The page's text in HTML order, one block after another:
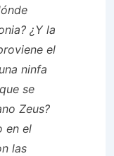
¿Y la
el
ninfa
se
Zeus?
en el
las